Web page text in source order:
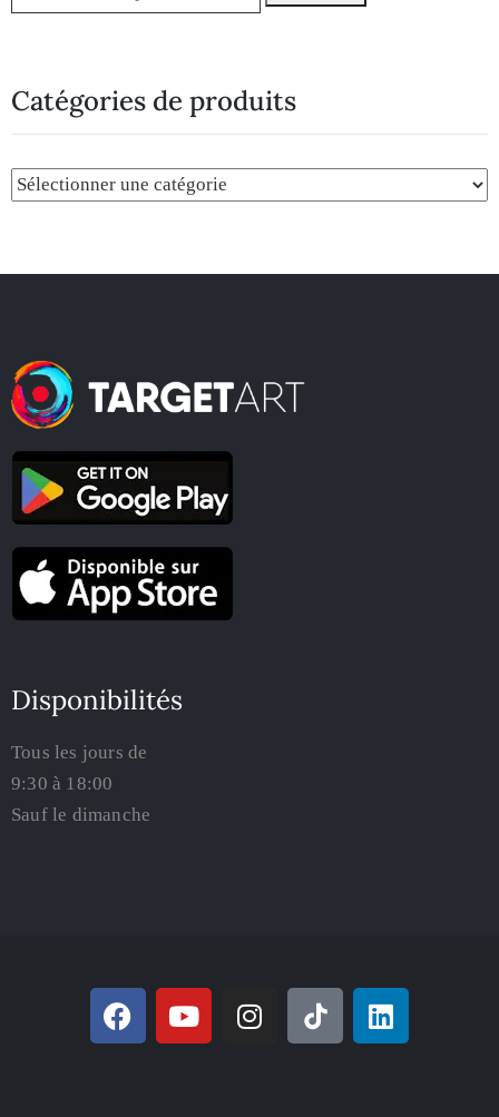
Catégories de produits
Disponibilités
Tous les jours de
9:30 à 18:00
Sauf le dimanche